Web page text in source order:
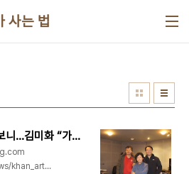
사는 법
<나는 꼽사리다> 현장 가보니…김미화 “가슴 철렁…눈물 쏟아졌다”
khan_art_view.html?